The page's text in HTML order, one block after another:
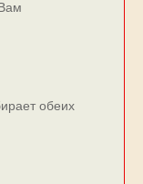
обеих